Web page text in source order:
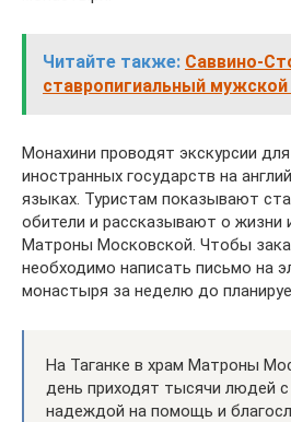
Читайте также: Саввино-
ставропигиальный
Монахини проводят экскурсии
иностранных государств на
языках. Туристам показывают
обители и рассказывают о жизни
Матроны Московской. Чтобы
необходимо написать письмо на
монастыря за неделю до
На Таганке в храм Матроны
день приходят тысячи людей
надеждой на помощь и